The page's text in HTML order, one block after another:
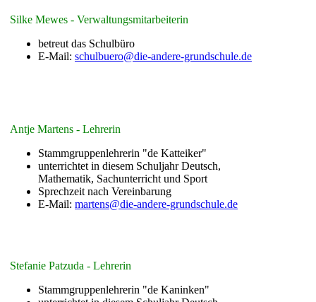
Silke Mewes - Verwaltungsmitarbeiterin
betreut das Schulbüro
E-Mail: schulbuero@die-andere-grundschule.de
Antje Martens - Lehrerin
Stammgruppenlehrerin "de Katteiker"
unterrichtet in diesem Schuljahr Deutsch,
Mathematik, Sachunterricht und Sport
Sprechzeit nach Vereinbarung
E-Mail: martens@die-andere-grundschule.de
Stefanie Patzuda - Lehrerin
Stammgruppenlehrerin "de Kaninken"